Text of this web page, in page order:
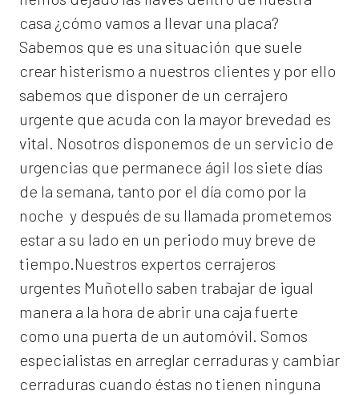
casa ¿cómo vamos a llevar una placa?
Sabemos que es una situación que suele
crear histerismo a nuestros clientes y por ello
sabemos que disponer de un cerrajero
urgente que acuda con la mayor brevedad es
vital. Nosotros disponemos de un servicio de
urgencias que permanece ágil los siete días
de la semana, tanto por el día como por la
noche y después de su llamada prometemos
estar a su lado en un periodo muy breve de
tiempo.Nuestros expertos cerrajeros
urgentes Muñotello saben trabajar de igual
manera a la hora de abrir una caja fuerte
como una puerta de un automóvil. Somos
especialistas en arreglar cerraduras y cambiar
cerraduras cuando éstas no tienen ninguna